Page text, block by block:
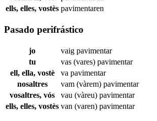
ells, elles, vostès pavimentaren
Pasado perifrástico
jo vaig pavimentar
tu
vas (vares) pavimentar
ell, ella, vostè
va pavimentar
nosaltres
vam (vàrem) pavimentar
vosaltres, vós
vau (vàreu) pavimentar
ells, elles, vostès van (varen) pavimentar